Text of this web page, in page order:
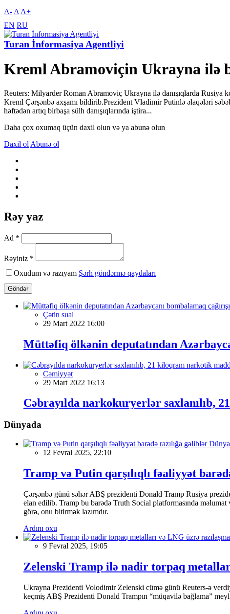
A- A A+
EN RU
Turan İnformasiya Agentliyi
Kreml Abramoviçin Ukrayna ilə
Reuters: Milyarder Roman Abramoviç Ukrayna ilə danışıqlarda Rusiya
Kreml Çərşənbə axşamı bildirib.Prezident Vladimir Putinlə əlaqələri
həftədən artıq birbaşa sülh danışıqlarında iştira...
Daha çox oxumaq üçün daxil olun və ya abunə olun
Daxil ol Abunə ol
Rəy yaz
Ad *
Rəyiniz *
Oxudum və razıyam Şərh göndərmə qaydaları
Göndər
Çətin sual
29 Mart 2022 16:00
Müttəfiq ölkənin deputatından
Cəmiyyət
29 Mart 2022 16:13
Cəbrayılda narkokuryerlər saxlanılıb,
Dünyada
12 Fevral 2025, 22:10
Tramp və Putin qarşılıqlı fəaliyyət
Çərşənbə günü səhər ABŞ prezidenti Donald Tramp Rusiya
elan edilib. Tramp bu barədə Truth Social platformasında
görə, onu bitirmək lazımdır.
Ardını oxu
9 Fevral 2025, 19:05
Zelenski Tramp ilə nadir torpaq
Ukrayna Prezidenti Volodimir Zelenski cümə günü Reuters-ə
keçmiş ABŞ Prezidenti Donald Trampın “müqavilə bağlama”